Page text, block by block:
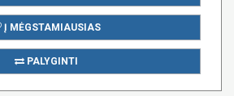
Į MĖGSTAMIAUSIAS
PALYGINTI